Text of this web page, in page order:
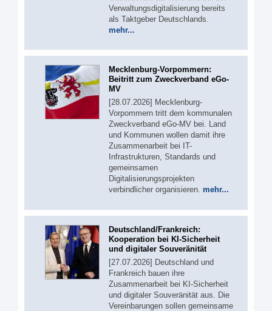
Verwaltungsdigitalisierung bereits
als Taktgeber Deutschlands.
mehr...
Mecklenburg-Vorpommern:
Beitritt zum Zweckverband eGo-
MV
[28.07.2026] Mecklenburg-
Vorpommern tritt dem kommunalen
Zweckverband eGo-MV bei. Land
und Kommunen wollen damit ihre
Zusammenarbeit bei IT-
Infrastrukturen, Standards und
gemeinsamen
Digitalisierungsprojekten
verbindlicher organisieren. mehr...
Deutschland/Frankreich:
Kooperation bei KI-Sicherheit
und digitaler Souveränität
[27.07.2026] Deutschland und
Frankreich bauen ihre
Zusammenarbeit bei KI-Sicherheit
und digitaler Souveränität aus. Die
Vereinbarungen sollen gemeinsame